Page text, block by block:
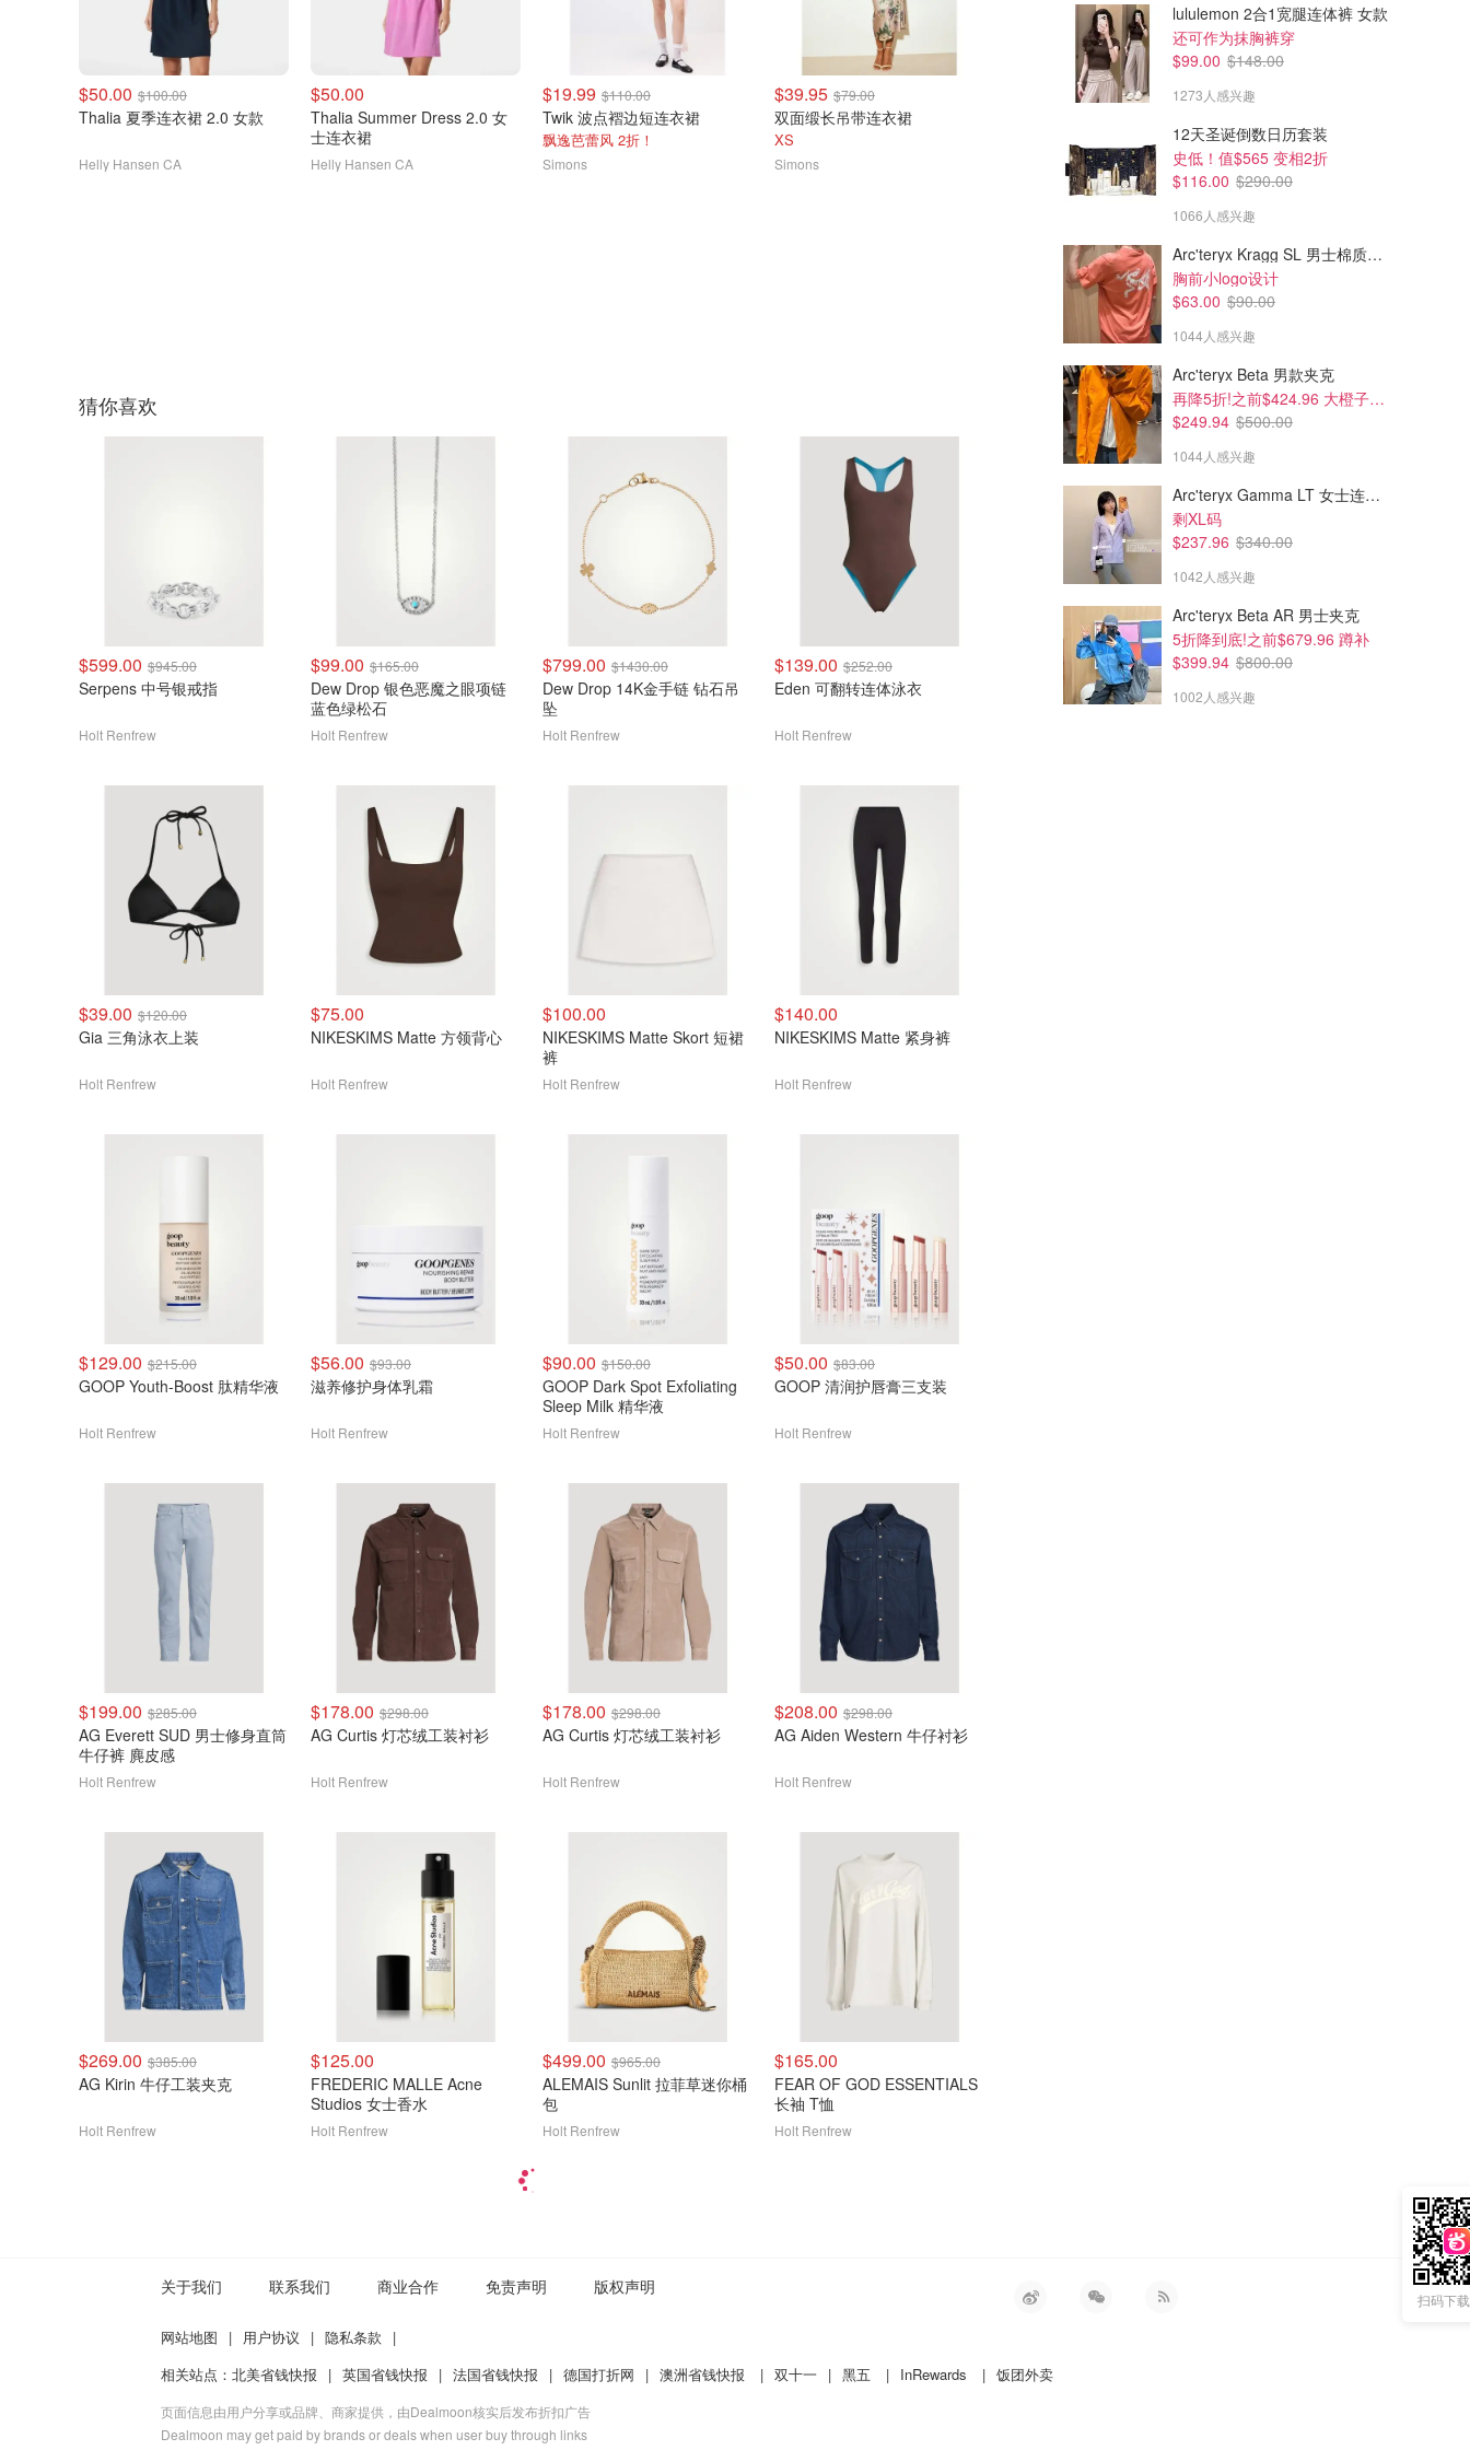
$50.00 $100.00
Thalia 夏季连衣裙 2.0 女款
Helly Hansen CA
$50.00
Thalia Summer Dress 2.0 女
士连衣裙
Helly Hansen CA
$19.99 $110.00
Twik 波点褶边短连衣裙
飘逸芭蕾风 2折！
Simons
$39.95 $79.00
双面缎长吊带连衣裙
XS
Simons
$49.95
la Vie en Rose
$17.50
网纱情趣连衣裙
la Vie en Rose
猜你喜欢
$599.00 $945.00
Serpens 中号银戒指
Holt Renfrew
$99.00 $165.00
Dew Drop 银色恶魔之眼项链
蓝色绿松石
Holt Renfrew
$799.00 $1430.00
Dew Drop 14K金手链 钻石吊
坠
Holt Renfrew
$139.00 $252.00
Eden 可翻转连体泳衣
Holt Renfrew
$39.00 $120.00
Gia 三角泳衣上装
Holt Renfrew
$75.00
NIKESKIMS Matte 方领背心
Holt Renfrew
$100.00
NIKESKIMS Matte Skort 短裙
裤
Holt Renfrew
$140.00
NIKESKIMS Matte 紧身裤
Holt Renfrew
$129.00 $215.00
GOOP Youth-Boost 肽精华液
Holt Renfrew
$56.00 $93.00
滋养修护身体乳霜
Holt Renfrew
$90.00 $150.00
GOOP Dark Spot Exfoliating
Sleep Milk 精华液
Holt Renfrew
$50.00 $83.00
GOOP 清润护唇膏三支装
Holt Renfrew
$199.00 $285.00
AG Everett SUD 男士修身直筒
牛仔裤 麂皮感
Holt Renfrew
$178.00 $298.00
AG Curtis 灯芯绒工装衬衫
Holt Renfrew
$178.00 $298.00
AG Curtis 灯芯绒工装衬衫
Holt Renfrew
$208.00 $298.00
AG Aiden Western 牛仔衬衫
Holt Renfrew
$269.00 $385.00
AG Kirin 牛仔工装夹克
Holt Renfrew
$125.00
FREDERIC MALLE Acne
Studios 女士香水
Holt Renfrew
$499.00 $965.00
ALEMAIS Sunlit 拉菲草迷你桶
包
Holt Renfrew
$165.00
FEAR OF GOD ESSENTIALS
长袖 T恤
Holt Renfrew
lululemon 2合1宽腿连体裤 女款
还可作为抹胸裤穿
$99.00 $148.00
1273人感兴趣
12天圣诞倒数日历套装
史低！值$565 变相2折
$116.00 $290.00
1066人感兴趣
Arc'teryx Kragg SL 男士棉质短袖T恤
胸前小logo设计
$63.00 $90.00
1044人感兴趣
Arc'teryx Beta 男款夹克
再降5折!之前$424.96 大橙子好显白 蹲补
$249.94 $500.00
1044人感兴趣
Arc'teryx Gamma LT 女士连帽夹克
剩XL码
$237.96 $340.00
1042人感兴趣
Arc'teryx Beta AR 男士夹克
5折降到底!之前$679.96 蹲补
$399.94 $800.00
1002人感兴趣
扫码下
关于我们 联系我们 商业合作 免责声明 版权声明
网站地图 | 用户协议 | 隐私条款
|
相关站点： 北美省钱快报 | 英国省钱快报 | 法国省钱快报 | 德国打折网 | 澳洲省钱快报 | 双十一 | 黑五 | InRewards | 饭团外卖
页面信息由用户分享或品牌、商家提供，由Dealmoon核实后发布折扣广告
Dealmoon may get paid by brands or deals when user buy through links